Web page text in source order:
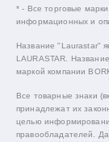
* - Все торговые
информационных и
Название "Laurastar"
LAURASTAR.
маркой компании
Все товарные знаки
принадлежат их
целью
правообладателей.